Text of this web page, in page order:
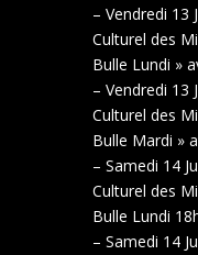
– Vendredi 13
Culturel des
Bulle Lundi »
– Vendredi 13
Culturel des
Bulle Mardi »
– Samedi 14
Culturel des
Bulle Lundi
– Samedi 14